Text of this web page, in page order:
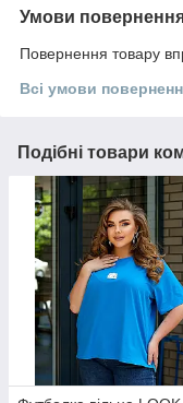
Умови
Повернення товару
Всі умови
Подібні товари